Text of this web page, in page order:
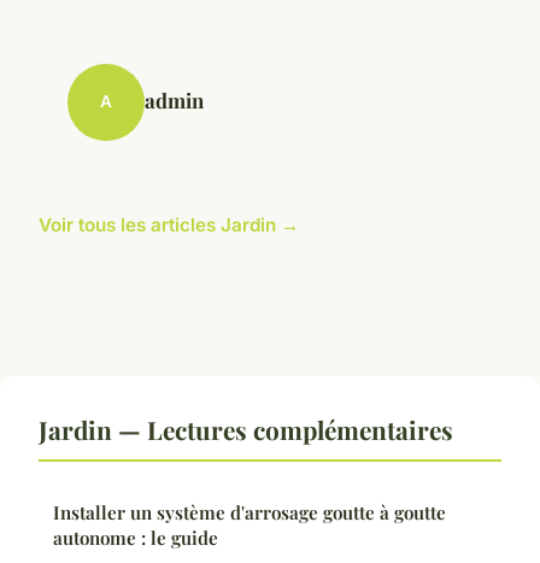
A admin
Voir tous les articles Jardin →
Jardin — Lectures complémentaires
Installer un système d'arrosage goutte à goutte
autonome : le guide